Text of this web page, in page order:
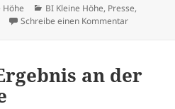
Höhe Kategorien
BI Kleine Höhe, Presse,
Schreibe einen Kommentarzu
an der